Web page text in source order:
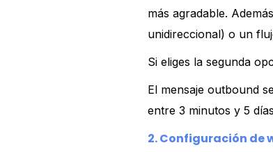
más agradable.
unidireccional) o un
Si eliges la segunda
El mensaje outbound
entre 3 minutos y 5
2. Configuración de